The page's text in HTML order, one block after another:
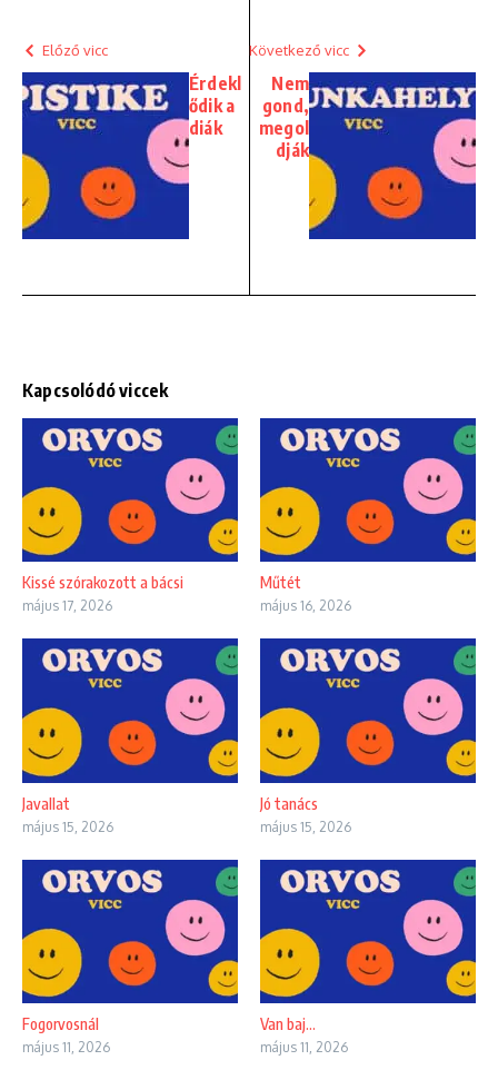
Előző vicc
Érdekl
ődik a
diák
Következő vicc
Nem
gond,
megol
dják
Kapcsolódó viccek
Kissé szórakozott a bácsi
május 17, 2026
Műtét
május 16, 2026
Javallat
május 15, 2026
Jó tanács
május 15, 2026
Fogorvosnál
május 11, 2026
Van baj…
május 11, 2026